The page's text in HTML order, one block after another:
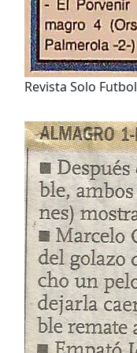
Revista Solo Futbol